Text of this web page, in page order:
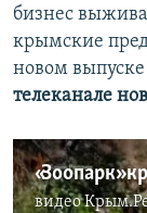
бизнес
крымские
новом
телеканале
«Зоопарк»
видео